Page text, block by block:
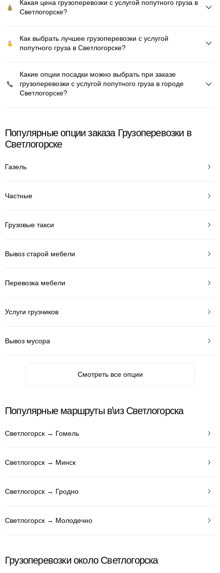
Какая цена грузоперевозки с услугой попутного груза в
Светлогорске?
Как выбрать лучшее грузоперевозки с услугой
попутного груза в Светлогорске?
Какие опции посадки можно выбрать при заказе
грузоперевозки с услугой попутного груза в городе
Светлогорске?
Популярные опции заказа Грузоперевозки в
Светлогорске
Газель
Частные
Грузовые такси
Вывоз старой мебели
Перевозка мебели
Услуги грузчиков
Вывоз мусора
Смотреть все опции
Популярные маршруты в\из Светлогорска
Светлогорск → Гомель
Светлогорск → Минск
Светлогорск → Гродно
Светлогорск → Молодечно
Грузоперевозки около Светлогорска